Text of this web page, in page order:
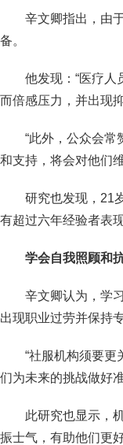
辛文卿指出，由
备。
他发现：“医疗
而倍感压力，并出现
“此外，公众会
和支持，将会对他们
研究也发现，21
有超过六年经验者表
学会自我照顾和
辛文卿认为，学
出现职业过劳并保持
“社服机构须要
们为未来的挑战做好
此研究也显示，
振士气，有助他们更